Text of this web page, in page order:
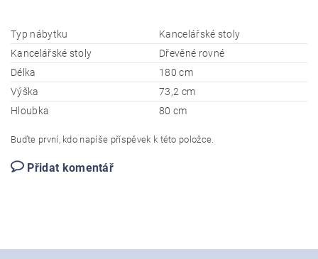
Typ nábytku
Kancelářské stoly
Kancelářské stoly
Dřevěné rovné
Délka
180 cm
Výška
73,2 cm
Hloubka
80 cm
Buďte první, kdo napíše příspěvek k této položce.
Přidat komentář